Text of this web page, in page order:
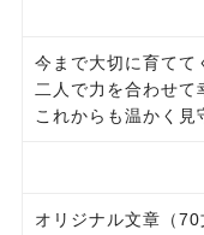
今まで大切に育てて
二人で力を合わせて
これからも温かく
オリジナル文章（